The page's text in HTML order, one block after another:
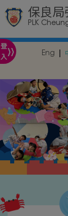
保良
PLK
登
入» Eng